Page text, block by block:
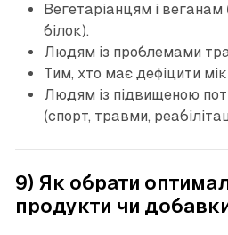
Вегетаріанцям і
білок).
Людям із проблемами
Тим, хто має дефіцити
Людям із підвищеною
(спорт, травми,
9) Як обрати
продукти чи